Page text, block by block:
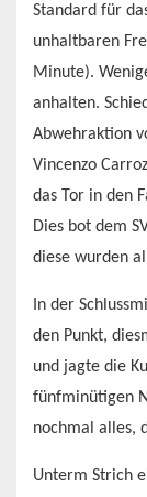
Standard für
unhaltbaren
Minute).
anhalten.
Abwehraktion
Vincenzo
das Tor in den
Dies bot dem
diese wurden
In der
den Punkt,
und jagte die
fünfminütigen
nochmal alles,
Unterm Strich